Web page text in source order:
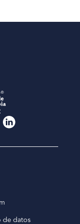
de datos